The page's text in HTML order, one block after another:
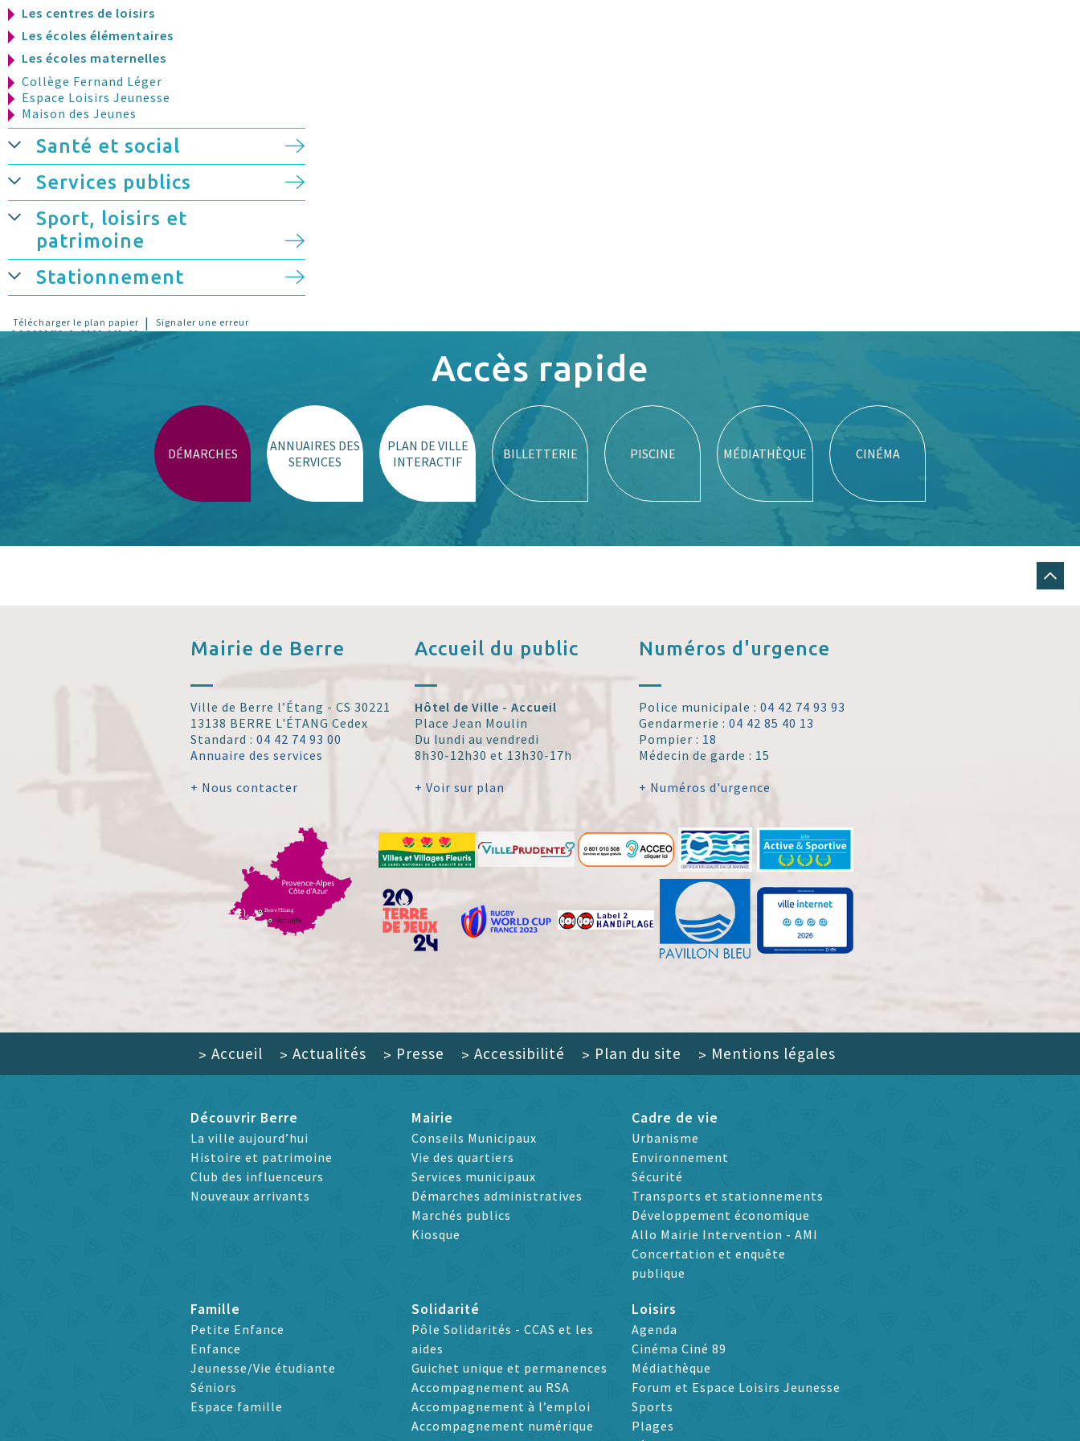
Les centres de loisirs
Les écoles élémentaires
Les écoles maternelles
Collège Fernand Léger
Espace Loisirs Jeunesse
Maison des Jeunes
Santé et social
Services publics
Sport, loisirs et
patrimoine
Stationnement
Trouver un lieu
Télécharger le plan papier | Signaler une erreur
Accès rapide
DÉMARCHES
ANNUAIRES DES
SERVICES
PLAN DE VILLE
INTERACTIF
BILLETTERIE PISCINE MÉDIATHÈQUE CINÉMA
Mairie de Berre
Ville de Berre l’Étang - CS 30221
13138 BERRE L'ÉTANG Cedex
Standard :04 42 74 93 00
Annuaire des services
+ Nous contacter
Accueil du public
Hôtel de Ville - Accueil
Place Jean Moulin
Du lundi au vendredi
8h30-12h30 et 13h30-17h
+ Voir sur plan
Numéros d'urgence
Police municipale :04 42 74 93 93
Gendarmerie :04 42 85 40 13
Pompier : 18
Médecin de garde : 15
+ Numéros d'urgence
> Accueil > Actualités > Presse > Accessibilité > Plan du site > Mentions légales
Découvrir Berre
La ville aujourd’hui
Histoire et patrimoine
Club des influenceurs
Nouveaux arrivants
Mairie
Conseils Municipaux
Vie des quartiers
Services municipaux
Démarches administratives
Marchés publics
Kiosque
Cadre de vie
Urbanisme
Environnement
Sécurité
Transports et stationnements
Développement économique
Allo Mairie Intervention - AMI
Concertation et enquête
publique
Famille
Petite Enfance
Enfance
Jeunesse/Vie étudiante
Séniors
Espace famille
Solidarité
Pôle Solidarités - CCAS et les
aides
Guichet unique et permanences
Accompagnement au RSA
Accompagnement à l’emploi
Accompagnement numérique
Loisirs
Agenda
Cinéma Ciné 89
Médiathèque
Forum et Espace Loisirs Jeunesse
Sports
Plages